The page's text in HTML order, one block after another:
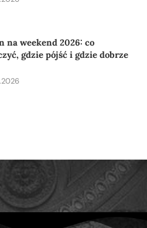
na weekend 2026: co
gdzie pójść i gdzie dobrze